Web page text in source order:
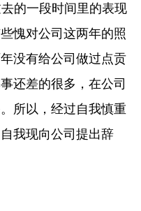
的一段时间里的表现
愧对公司这两年的照
没有给公司做过点贡
还差的很多，在公司
所以，经过自我慎重
我现向公司提出辞